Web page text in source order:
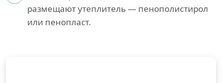
размещают утеплитель — пенополистирол
или пенопласт.